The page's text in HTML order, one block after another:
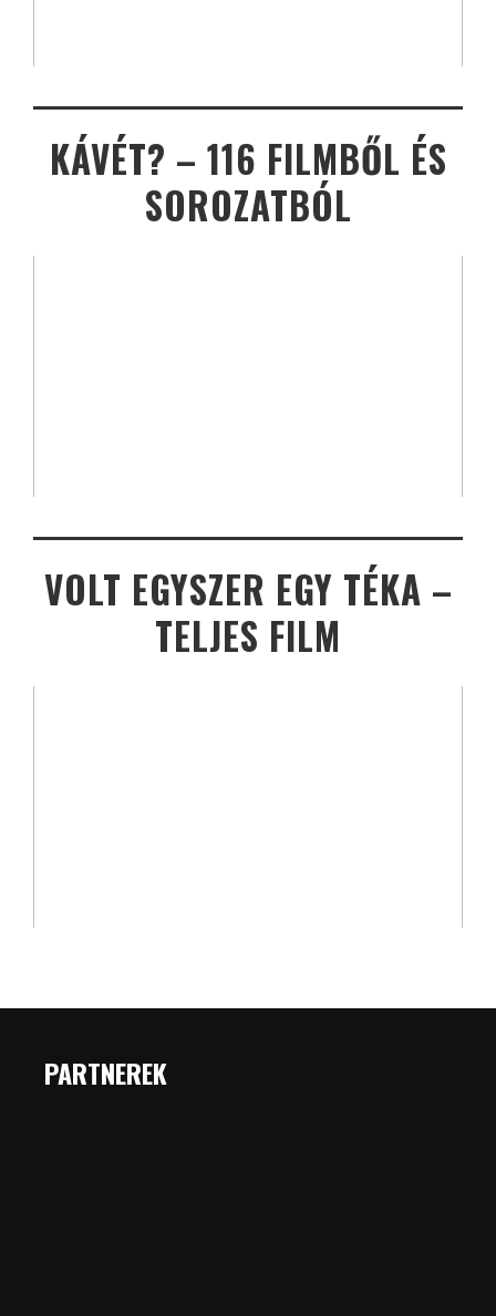
KÁVÉT? – 116 FILMBŐL ÉS
SOROZATBÓL
VOLT EGYSZER EGY TÉKA –
TELJES FILM
PARTNEREK